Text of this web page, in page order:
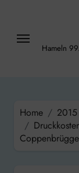
content
Hameln
Home 2015